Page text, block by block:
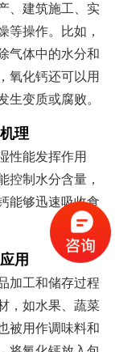
、建筑施工、实
等操作。比如，
气体中的水分和
氧化钙还可以用
生变质或腐败。
理
性能发挥作用
控制水分含量，
能够迅速吸收食
用
加工和储存过程
，如水果、蔬菜
被用作调味料和